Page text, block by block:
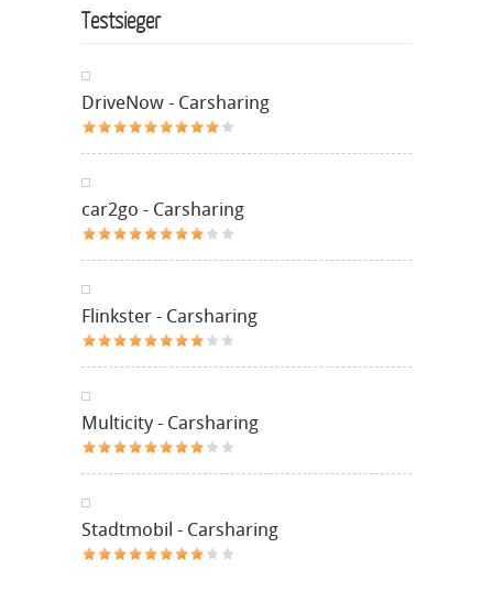
Testsieger
DriveNow - Carsharing
car2go - Carsharing
Flinkster - Carsharing
Multicity - Carsharing
Stadtmobil - Carsharing